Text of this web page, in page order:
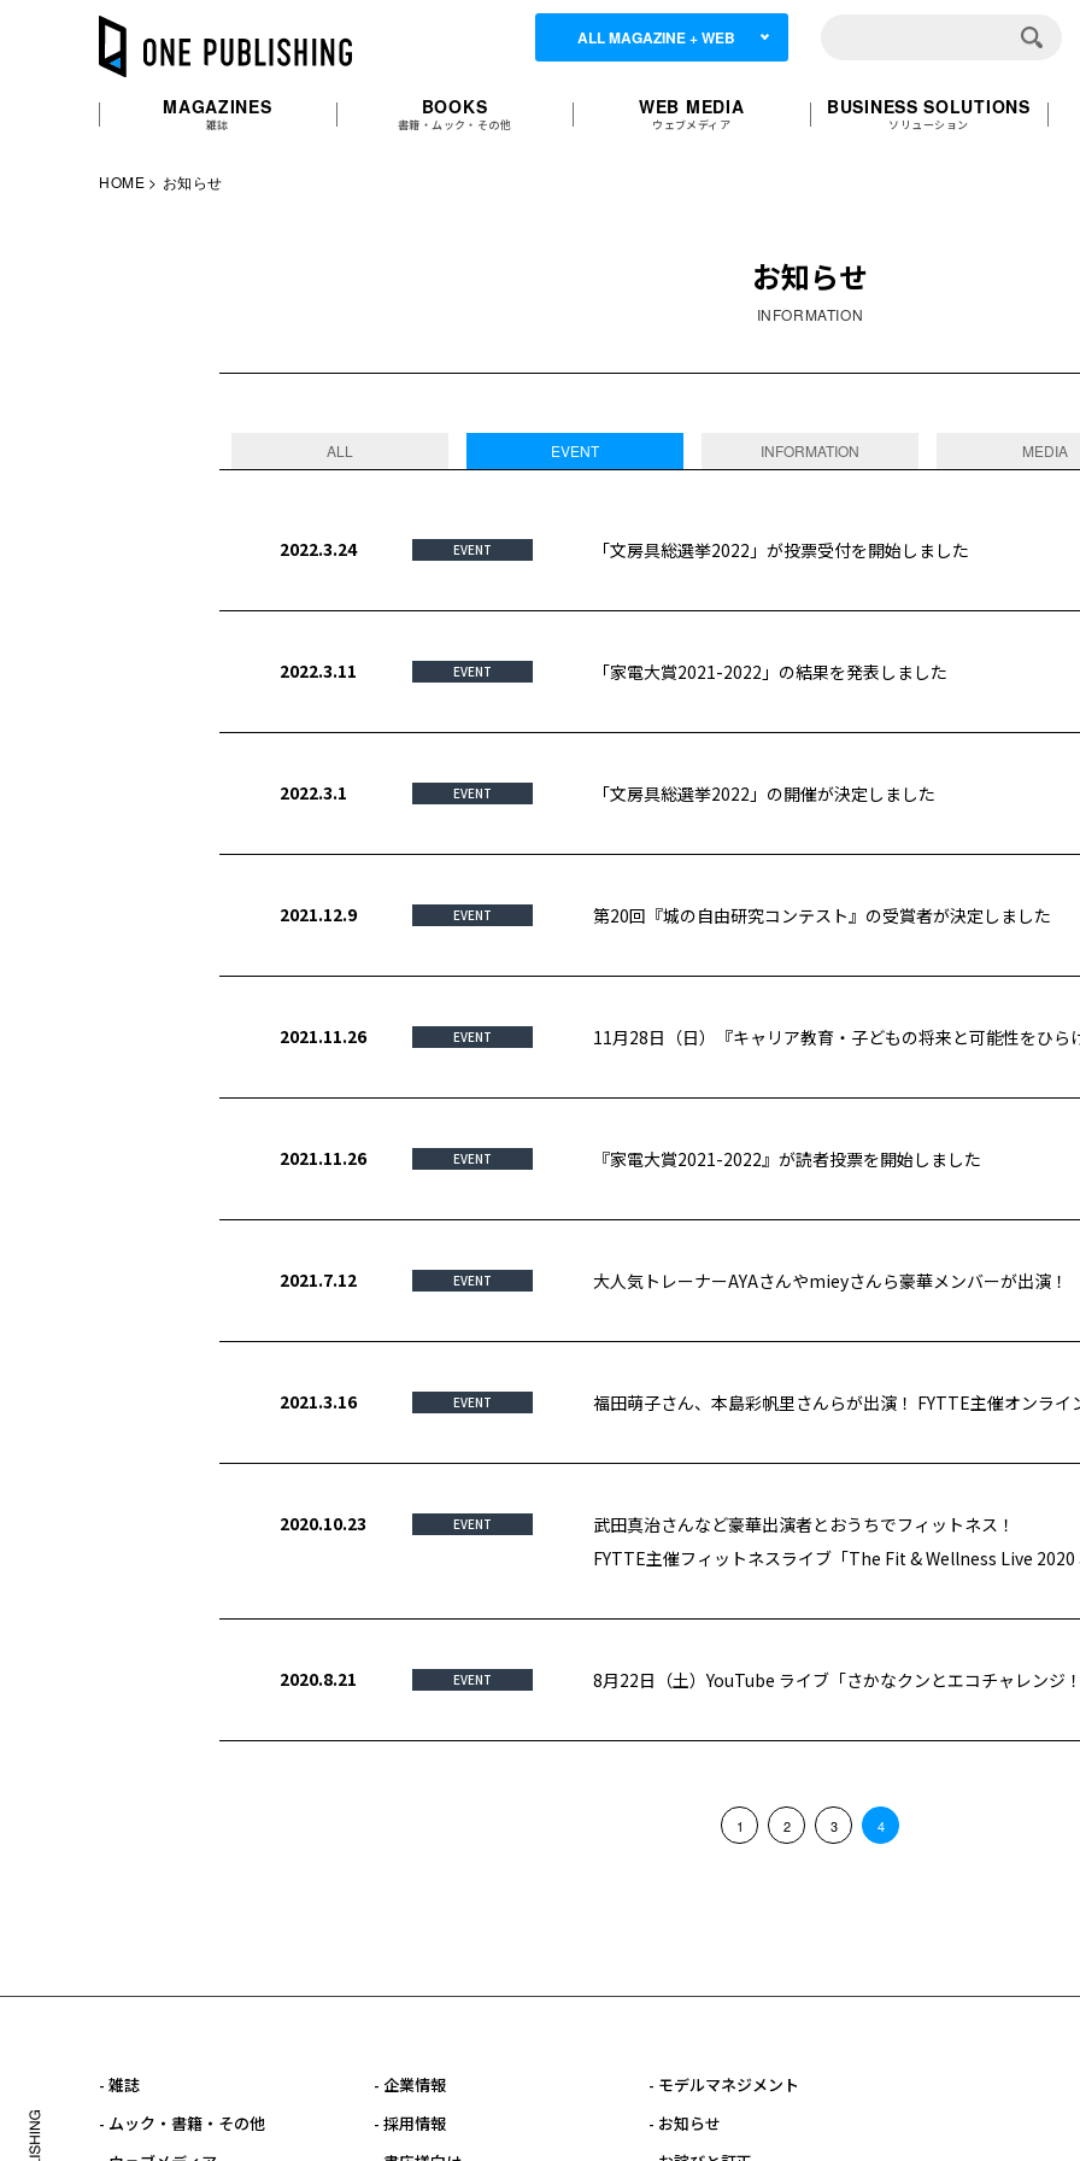
ALL MAGAZINE + WEB
MAGAZINES
雑誌
BOOKS
書籍・ムック・その他
WEB MEDIA
ウェブメディア
BUSINESS SOLUTIONS
ソリューション
HOME お知らせ
お知らせ
INFORMATION
ALL EVENT INFORMATION MEDIA
EVENT
2022.3.24 「文房具総選挙2022」が投票受付を開始しました
EVENT
2022.3.11 「家電大賞2021-2022」の結果を発表しました
EVENT
2022.3.1 「文房具総選挙2022」の開催が決定しました
EVENT
2021.12.9 第20回『城の自由研究コンテスト』の受賞者が決定しました
EVENT
2021.11.26
EVENT
2021.11.26 『家電大賞2021-2022』が読者投票を開始しました
EVENT
2021.7.12
EVENT
2021.3.16
EVENT
2020.10.23
武田真治さんなど豪華出演者とおうちでフィットネス！
FYTTE主催フィットネスライブ「The Fit & Wellness Live
EVENT
2020.8.21
1 2 3 4
- 雑誌
- ムック・書籍・その他
- 企業情報
- 採用情報
- モデルマネジメント
- お知らせ